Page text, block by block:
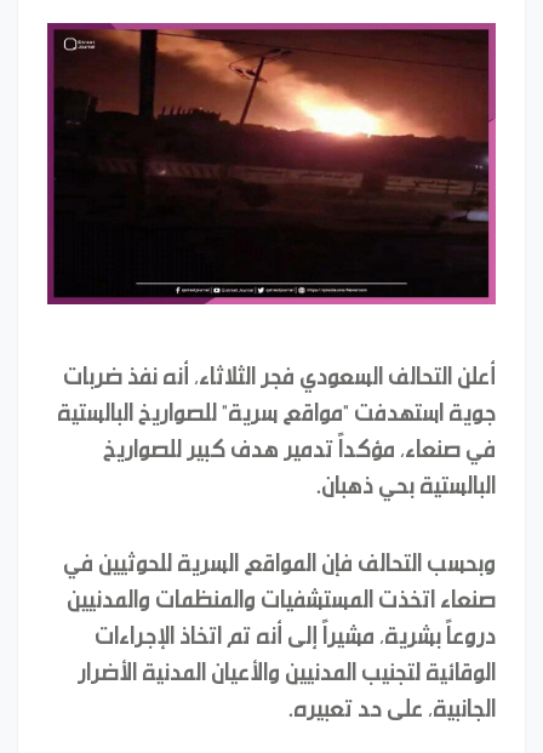
أعلن التحالف السعودي فجر الثلاثاء، أنه نفذ ضربات
جوية استهدفت "مواقع سرية" للصواريخ البالستية
في صنعاء، مؤكداً تدمير هدف كبير للصواريخ
البالستية بحي ذهبان.
وبحسب التحالف فإن المواقع السرية للحوثيين في
صنعاء اتخذت المستشفيات والمنظمات والمدنيين
دروعاً بشرية، مشيراً إلى أنه تم اتخاذ الإجراءات
الوقائية لتجنيب المدنيين والأعيان المدنية الأضرار
الجانبية، على حد تعبيره.